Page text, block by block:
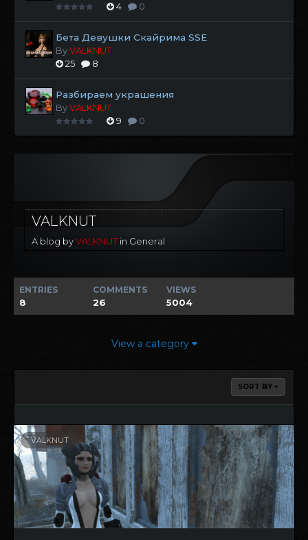
4
0
Бета Девушки Скайрима SSE
ByVALKNUT
25
8
Разбираем украшения
ByVALKNUT
9
0
VALKNUT
A blog byVALKNUTin General
ENTRIES
8
COMMENTS
26
VIEWS
5004
View a category
SORT BY
VALKNUT